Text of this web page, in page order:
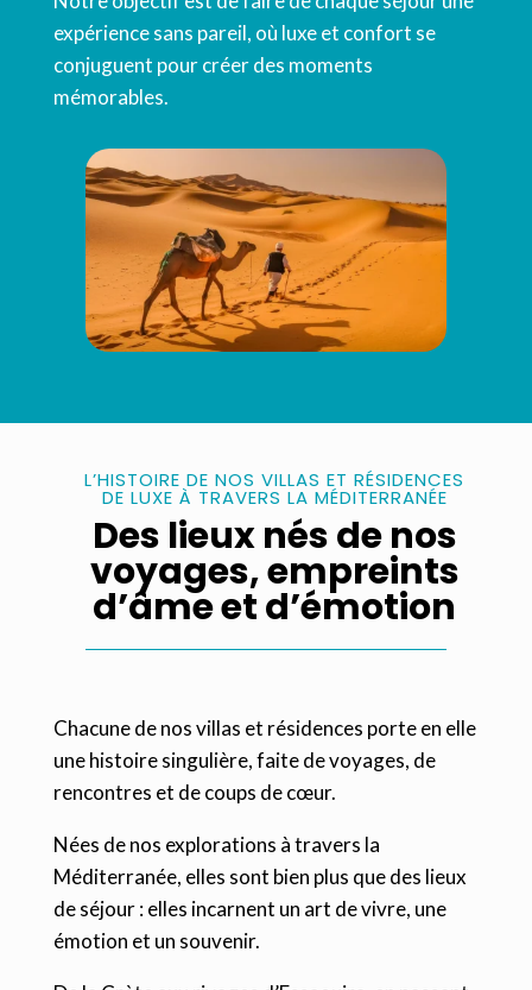
expérience sans pareil, où luxe et confort se
conjuguent pour créer des moments
mémorables.
L’HISTOIRE DE NOS VILLAS ET RÉSIDENCES
DE LUXE À TRAVERS LA MÉDITERRANÉE
Des lieux nés de nos
voyages, empreints
d’âme et d’émotion
Chacune de nos villas et résidences porte en elle
une histoire singulière, faite de voyages, de
rencontres et de coups de cœur.
Nées de nos explorations à travers la
Méditerranée, elles sont bien plus que des lieux
de séjour : elles incarnent un art de vivre, une
émotion et un souvenir.